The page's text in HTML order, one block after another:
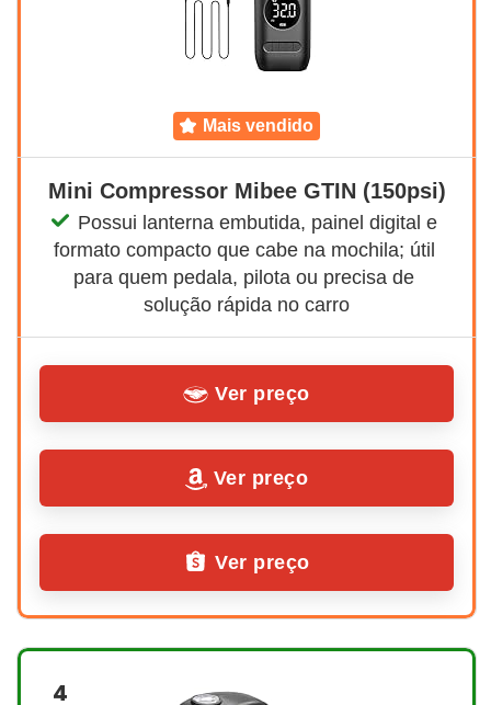
mais vendido
Mini Compressor Mibee GTIN (150psi)
Possui lanterna embutida, painel digital e
formato compacto que cabe na mochila; útil
para quem pedala, pilota ou precisa de
solução rápida no carro
Ver preço
Ver preço
Ver preço
4